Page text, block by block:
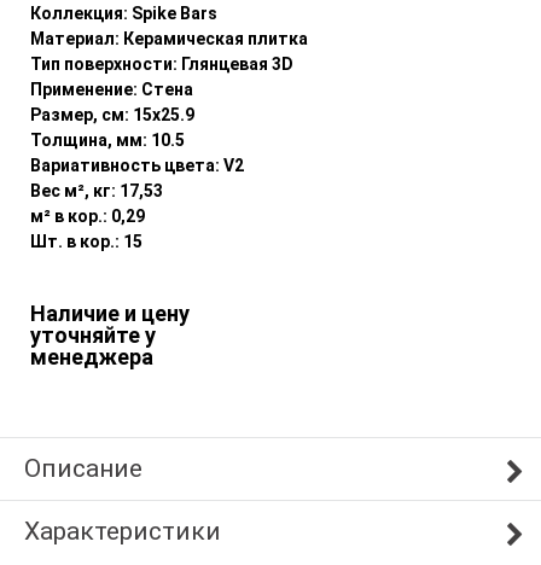
Коллекция: Spike Bars
Материал: Керамическая плитка
Тип поверхности: Глянцевая 3D
Применение: Стена
Размер, см: 15x25.9
Толщина, мм: 10.5
Вариативность цвета: V2
Вес м², кг: 17,53
м² в кор.: 0,29
Шт. в кор.: 15
Наличие и цену
уточняйте у
менеджера
Описание
Характеристики